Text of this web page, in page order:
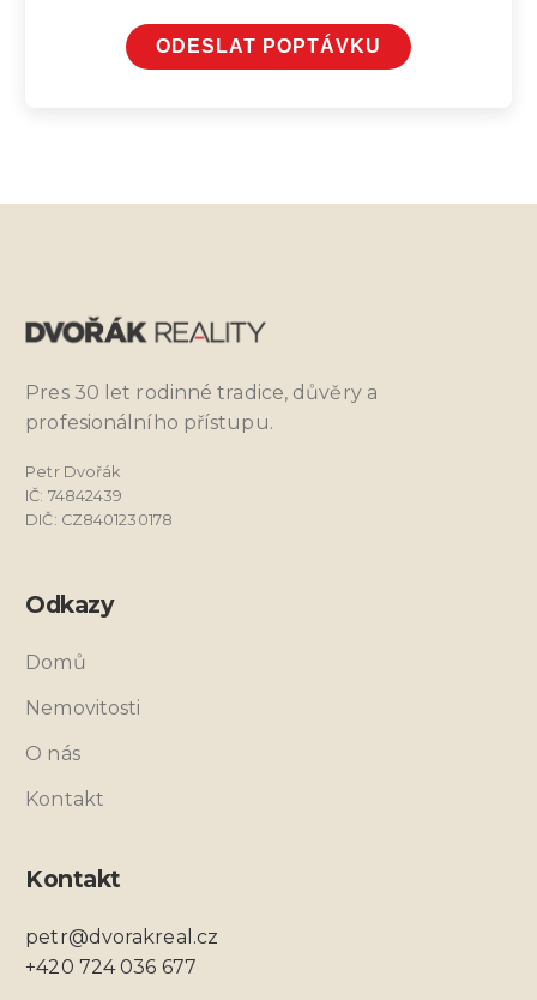
ODESLAT POPTÁVKU
Pres 30 let rodinné tradice, důvěry a
profesionálního přístupu.
Petr Dvořák
IČ: 74842439
DIČ: CZ8401230178
Odkazy
Domů
Nemovitosti
O nás
Kontakt
Kontakt
petr@dvorakreal.cz
+420 724 036 677